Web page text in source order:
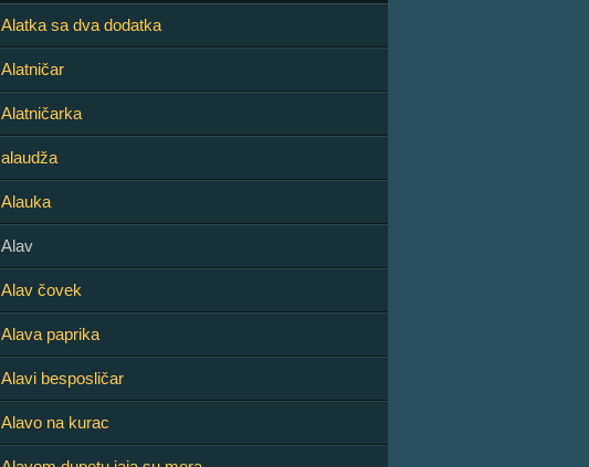
Alatka sa dva dodatka
Alatničar
Alatničarka
alaudža
Alauka
Alav
Alav čovek
Alava paprika
Alavi besposličar
Alavo na kurac